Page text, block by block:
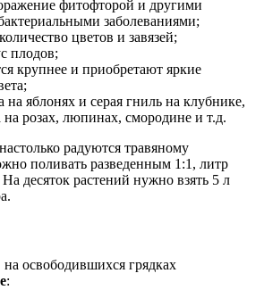
фитофторой и другими
заболеваниями;
цветов и завязей;
плодов;
крупнее и приобретают яркие
на яблонях и серая гниль на клубнике,
на розах, люпинах, смородине и т.д.
радуются травяному
поливать разведенным 1:1, литр
десяток растений нужно взять 5 л
на освободившихся грядках
: